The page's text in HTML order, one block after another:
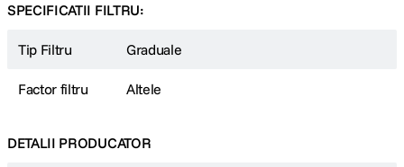
SPECIFICATII FILTRU:
Tip Filtru Graduale
Factor filtru Altele
DETALII PRODUCATOR